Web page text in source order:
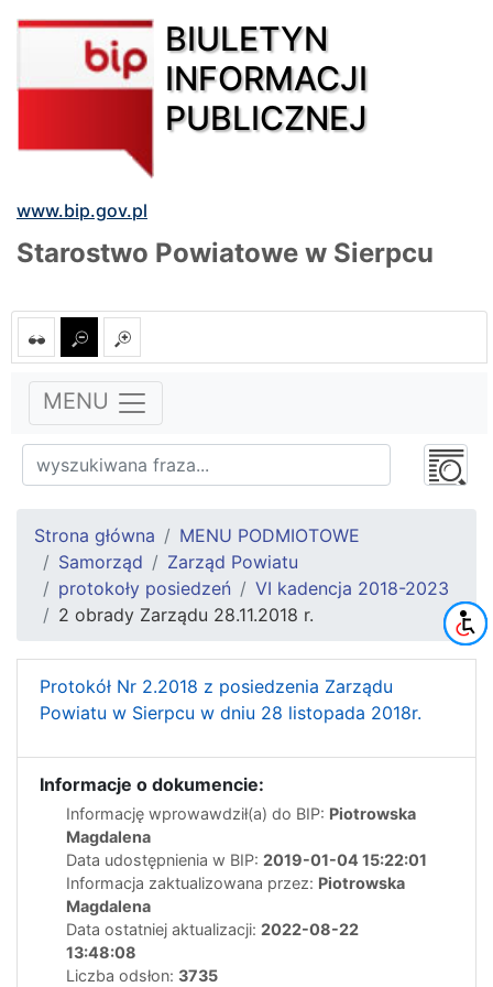
BIULETYN
INFORMACJI
PUBLICZNEJ
www.bip.gov.pl
Starostwo Powiatowe w Sierpcu
MENU
Strona główna
MENU PODMIOTOWE
Samorząd
Zarząd Powiatu
protokoły posiedzeń
VI kadencja 2018-2023
2 obrady Zarządu 28.11.2018 r.
Protokół Nr 2.2018 z posiedzenia Zarządu
Powiatu w Sierpcu w dniu 28 listopada 2018r.
Informacje o dokumencie:
Informację wprowawdził(a) do BIP: Piotrowska
Magdalena
Data udostępnienia w BIP: 2019-01-04 15:22:01
Informacja zaktualizowana przez: Piotrowska
Magdalena
Data ostatniej aktualizacji: 2022-08-22
13:48:08
Liczba odsłon: 3735